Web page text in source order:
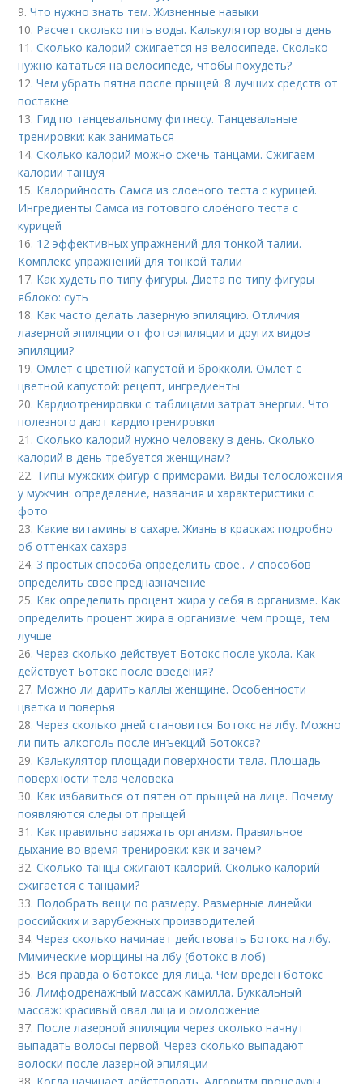
9.Что нужно знать тем. Жизненные навыки
10. Расчет сколько пить воды. Калькулятор воды в день
11.Сколько калорий сжигается на велосипеде. Сколько
нужно кататься на велосипеде, чтобы похудеть?
12.Чем убрать пятна после прыщей. 8 лучших средств от
постакне
13. Гид по танцевальному фитнесу. Танцевальные
тренировки: как заниматься
14.Сколько калорий можно сжечь танцами. Сжигаем
калории танцуя
15. Калорийность Самса из слоеного теста с курицей.
Ингредиенты Самса из готового слоёного теста с
курицей
16. 12 эффективных упражнений для тонкой талии.
Комплекс упражнений для тонкой талии
17. Как худеть по типу фигуры. Диета по типу фигуры
яблоко: суть
18. Как часто делать лазерную эпиляцию. Отличия
лазерной эпиляции от фотоэпиляции и других видов
эпиляции?
19.Омлет с цветной капустой и брокколи. Омлет с
цветной капустой: рецепт, ингредиенты
20. Кардиотренировки с таблицами затрат энергии. Что
полезного дают кардиотренировки
21.Сколько калорий нужно человеку в день. Сколько
калорий в день требуется женщинам?
22. Типы мужских фигур с примерами. Виды телосложения
у мужчин: определение, названия и характеристики с
фото
23. Какие витамины в сахаре. Жизнь в красках: подробно
об оттенках сахара
24. 3 простых способа определить свое.. 7 способов
определить свое предназначение
25. Как определить процент жира у себя в организме. Как
определить процент жира в организме: чем проще, тем
лучше
26.Через сколько действует Ботокс после укола. Как
действует Ботокс после введения?
27. Можно ли дарить каллы женщине. Особенности
цветка и поверья
28.Через сколько дней становится Ботокс на лбу. Можно
ли пить алкоголь после инъекций Ботокса?
29. Калькулятор площади поверхности тела. Площадь
поверхности тела человека
30. Как избавиться от пятен от прыщей на лице. Почему
появляются следы от прыщей
31. Как правильно заряжать организм. Правильное
дыхание во время тренировки: как и зачем?
32.Сколько танцы сжигают калорий. Сколько калорий
сжигается с танцами?
33. Подобрать вещи по размеру. Размерные линейки
российских и зарубежных производителей
34.Через сколько начинает действовать Ботокс на лбу.
Мимические морщины на лбу (ботокс в лоб)
35. Вся правда о ботоксе для лица. Чем вреден ботокс
36.Лимфодренажный массаж камилла. Буккальный
массаж: красивый овал лица и омоложение
37. После лазерной эпиляции через сколько начнут
выпадать волосы первой. Через сколько выпадают
волоски после лазерной эпиляции